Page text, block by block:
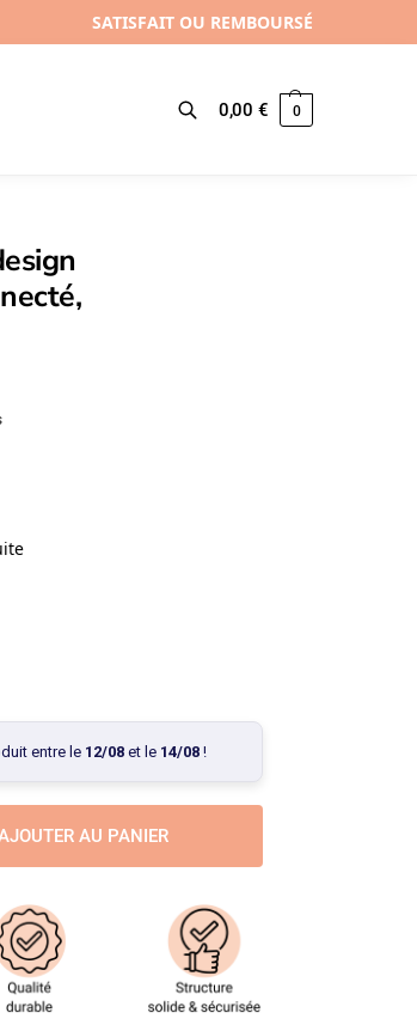
SATISFAIT OU REMBOURSÉ
0,00€ 0
entre le 12/08et le 14/08!
AU PANIER